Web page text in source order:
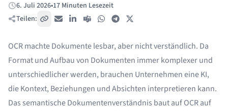
Veröffentlicht:
6. Juli 2026•17 Minuten Lesezeit
Teilen:
Link kopieren
E-Mail LinkedIn
Teams WhatsAppTelegram
OCR machte Dokumente lesbar, aber nicht verständlich. Da
Format und Aufbau von Dokumenten immer komplexer und
unterschiedlicher werden, brauchen Unternehmen eine KI,
die Kontext, Beziehungen und Absichten interpretieren kann.
Das semantische Dokumentenverständnis baut auf OCR auf